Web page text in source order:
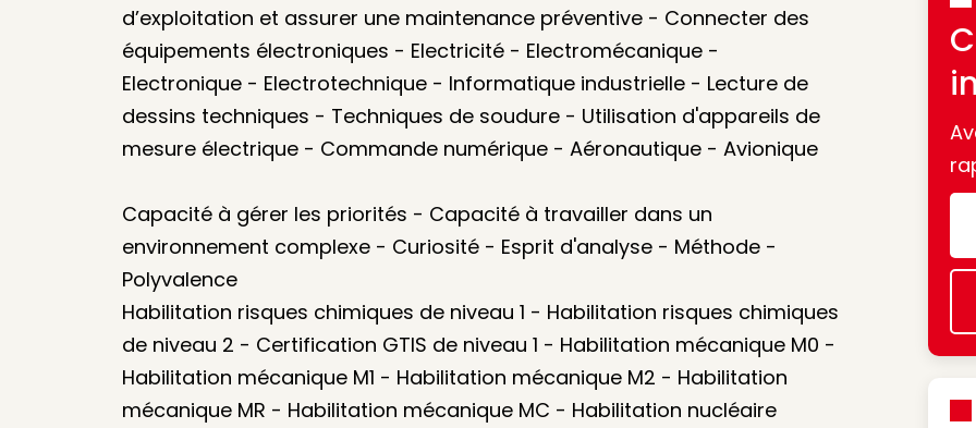
d’exploitation et assurer une maintenance préventive - Connecter des
équipements électroniques - Electricité - Electromécanique -
Electronique - Electrotechnique - Informatique industrielle - Lecture de
dessins techniques - Techniques de soudure - Utilisation d'appareils de
mesure électrique - Commande numérique - Aéronautique - Avionique
Capacité à gérer les priorités - Capacité à travailler dans un
environnement complexe - Curiosité - Esprit d'analyse - Méthode -
Polyvalence
Habilitation risques chimiques de niveau 1 - Habilitation risques chimiques
de niveau 2 - Certification GTIS de niveau 1 - Habilitation mécanique M0 -
Habilitation mécanique M1 - Habilitation mécanique M2 - Habilitation
mécanique MR - Habilitation mécanique MC - Habilitation nucléaire